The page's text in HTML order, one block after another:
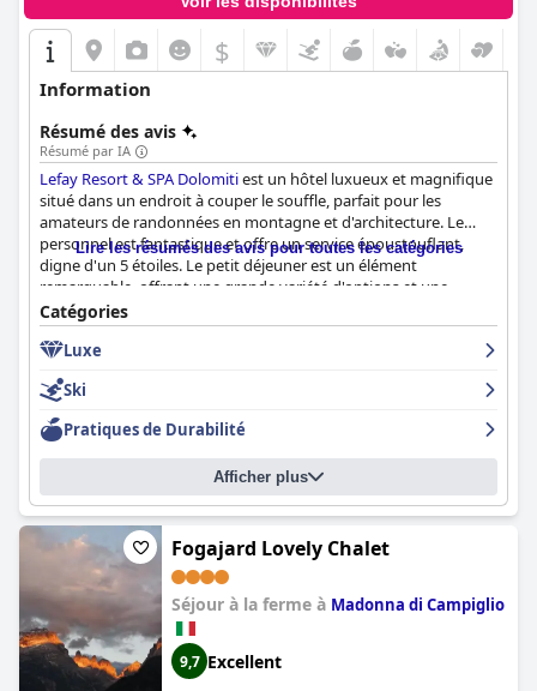
$
Information
Résumé des avis
Résumé par IA
Lefay Resort & SPA Dolomitiest un hôtel luxueux et magnifique
situé dans un endroit à couper le souffle, parfait pour les
amateurs de randonnées en montagne et d'architecture. Le
personnel est fantastique et offre un service époustouflant,
digne d'un 5 étoiles. Le petit déjeuner est un élément
remarquable, offrant une grande variété d'options et une
nourriture de grande qualité. Les chambres sont propres,
modernes et spacieuses, et beaucoup d'entre elles offrent des
vues à couper le souffle. Les installations du spa sont
exceptionnelles, avec plusieurs piscines, saunas et soins
disponibles. La piscine extérieure et la piscine intérieure sont les
points forts de l'établissement. Bien que certains clients aient eu
des expériences mitigées avec les options de dîner, le restaurant
Grual s'est distingué comme une expérience gastronomique.
Lefay Resort & SPA Dolomiti
expérience hôtelière de très haut niveau avec une atmosphère
de vrai luxe.
Lire les résumés des avis pour toutes les catégories
Catégories
Luxe
Ski
Pratiques de Durabilité
Afficher plus
Fogajard Lovely Chalet
Séjour à la ferme à Madonna di Campiglio
9,7 Excellent